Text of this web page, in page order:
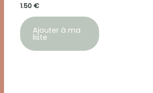
1.50 €
Ajouter à ma
liste